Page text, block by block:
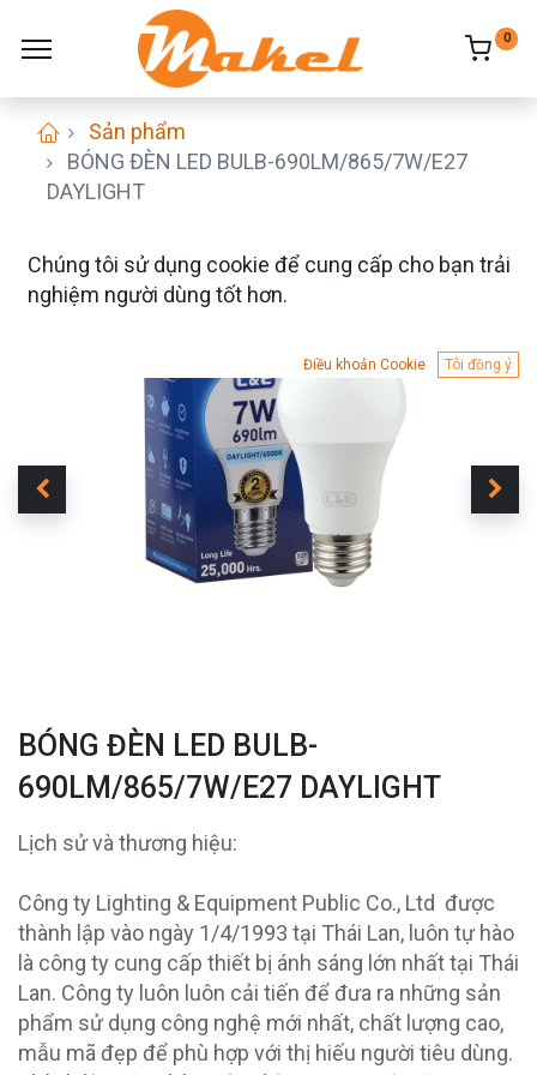
0
Sản phẩm
BÓNG ĐÈN LED BULB-690LM/865/7W/E27
DAYLIGHT
BÓNG ĐÈN LED BULB-
690LM/865/7W/E27 DAYLIGHT
Lịch sử và thương hiệu:
Công ty Lighting & Equipment Public Co., Ltd được
thành lập vào ngày 1/4/1993 tại Thái Lan, luôn tự hào
là công ty cung cấp thiết bị ánh sáng lớn nhất tại Thái
Lan. Công ty luôn luôn cải tiến để đưa ra những sản
phẩm sử dụng công nghệ mới nhất, chất lượng cao,
mẫu mã đẹp để phù hợp với thị hiếu người tiêu dùng.
Chúng tôi sử dụng cookie để cung cấp cho bạn trải
nghiệm người dùng tốt hơn.
Điều khoản Cookie Tôi đồng ý